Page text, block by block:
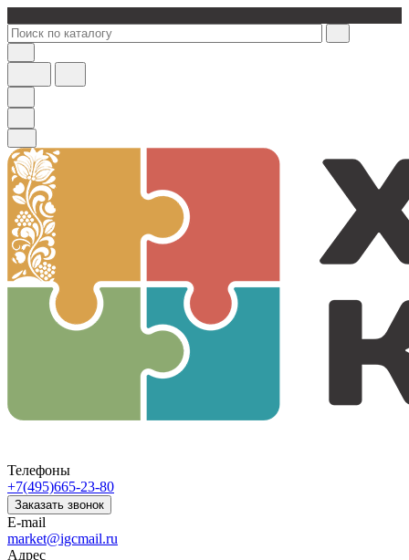
Телефоны
+7(495)665-23-80
Заказать звонок
E-mail
market@igcmail.ru
Адрес